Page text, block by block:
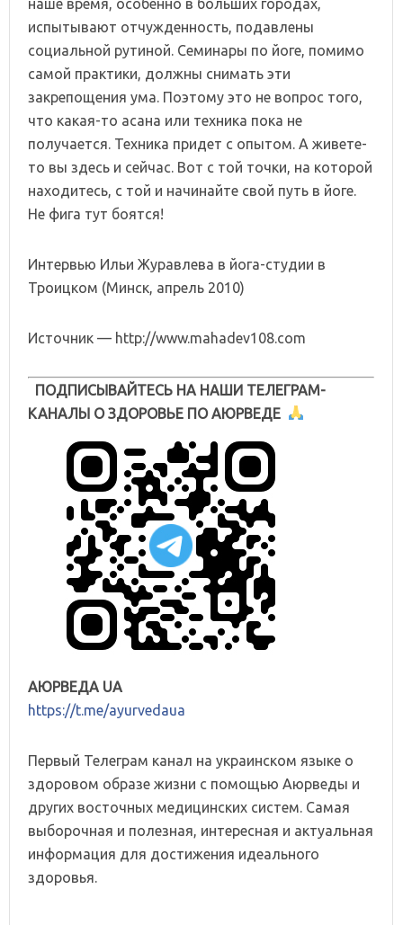
наше время, особенно в больших городах,
испытывают отчужденность, подавлены
социальной рутиной. Семинары по йоге, помимо
самой практики, должны снимать эти
закрепощения ума. Поэтому это не вопрос того,
что какая-то асана или техника пока не
получается. Техника придет с опытом. А живете-
то вы здесь и сейчас. Вот с той точки, на которой
находитесь, с той и начинайте свой путь в йоге.
Не фига тут боятся!
Интервью Ильи Журавлева в йога-студии в
Троицком (Минск, апрель 2010)
Источник — http://www.mahadev108.com
ПОДПИСЫВАЙТЕСЬ НА НАШИ ТЕЛЕГРАМ-
КАНАЛЫ О ЗДОРОВЬЕ ПО АЮРВЕДЕ
АЮРВЕДА UA
https://t.me/ayurvedaua
Первый Телеграм канал на украинском языке о
здоровом образе жизни с помощью Аюрведы и
других восточных медицинских систем. Самая
выборочная и полезная, интересная и актуальная
информация для достижения идеального
здоровья.